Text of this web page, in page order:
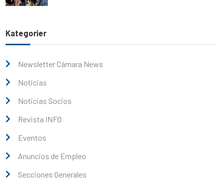
Kategorier
Newsletter Cámara News
Noticias
Noticias Socios
Revista INFO
Eventos
Anuncios de Empleo
Secciones Generales